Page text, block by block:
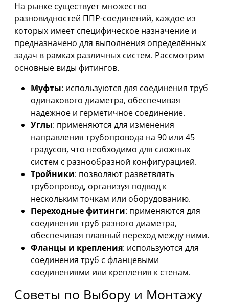
На рынке существует множество
разновидностей ППР-соединений, каждое из
которых имеет специфическое назначение и
предназначено для выполнения определённых
задач в рамках различных систем. Рассмотрим
основные виды фитингов.
Муфты: используются для соединения труб
одинакового диаметра, обеспечивая
надежное и герметичное соединение.
Углы: применяются для изменения
направления трубопровода на 90 или 45
градусов, что необходимо для сложных
систем с разнообразной конфигурацией.
Тройники: позволяют разветвлять
трубопровод, организуя подвод к
нескольким точкам или оборудованию.
Переходные фитинги: применяются для
соединения труб разного диаметра,
обеспечивая плавный переход между ними.
Фланцы и крепления: используются для
соединения труб с фланцевыми
соединениями или крепления к стенам.
Советы по Выбору и Монтажу